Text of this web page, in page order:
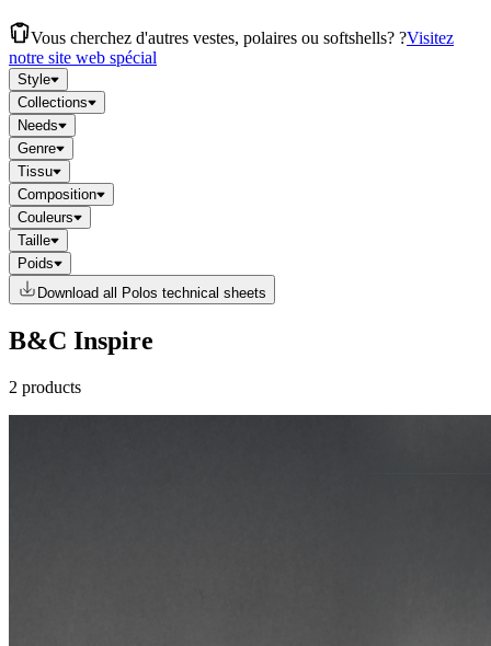
Vous cherchez d'autres vestes, polaires ou softshells? ?Visitez
notre site web spécial
Style
Collections
Needs
Genre
Tissu
Composition
Couleurs
Taille
Poids
Download all Polos technical sheets
B&C Inspire
2 products